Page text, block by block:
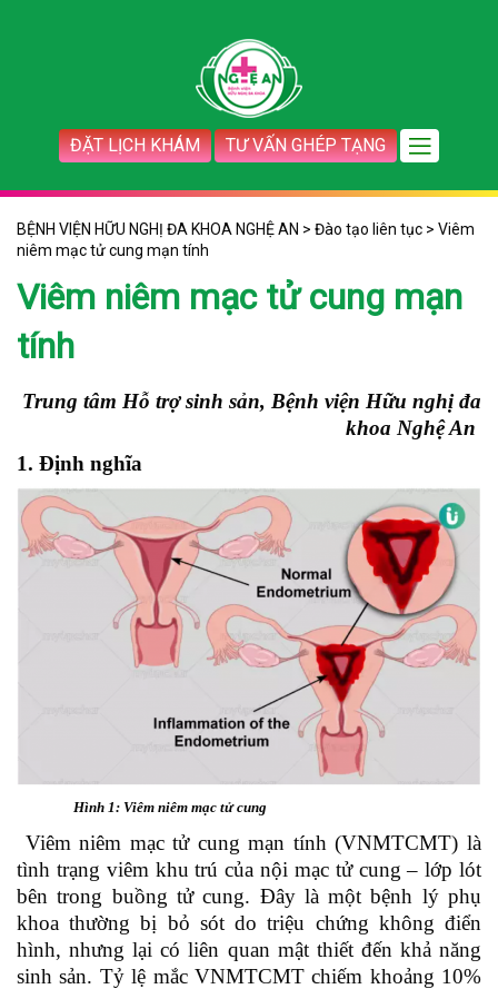
ĐẶT LỊCH KHÁM TƯ VẤN GHÉP TẠNG
BỆNH VIỆN HỮU NGHỊ ĐA KHOA NGHỆ AN > Đào tạo liên tục > Viêm
niêm mạc tử cung mạn tính
Viêm niêm mạc tử cung mạn
tính
Trung tâm Hỗ trợ sinh sản, Bệnh viện Hữu nghị đa
khoa Nghệ An
1. Định nghĩa
Hình 1: Viêm niêm mạc tử cung
Viêm niêm mạc tử cung mạn tính (VNMTCMT) là
tình trạng viêm khu trú của nội mạc tử cung – lớp lót
bên trong buồng tử cung. Đây là một bệnh lý phụ
khoa thường bị bỏ sót do triệu chứng không điển
hình, nhưng lại có liên quan mật thiết đến khả năng
sinh sản. Tỷ lệ mắc VNMTCMT chiếm khoảng 10%